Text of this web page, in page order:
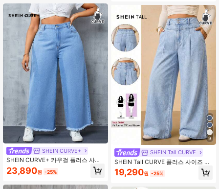
SHEIN CURVE+
SHEIN CURVE+ 카우걸 플러스 사이
즈 여성용 블루 논스트레치 로우 헴 슬
림 와이드 레그 청바지
23,890원 -25%
9
SHEIN Tall CURVE
SHEIN Tall CURVE 플러스 사이즈 여
성 하이 웨이스트 플리츠 포켓 와이드
레그 루즈 캐주얼 청바지
19,290원 -25%